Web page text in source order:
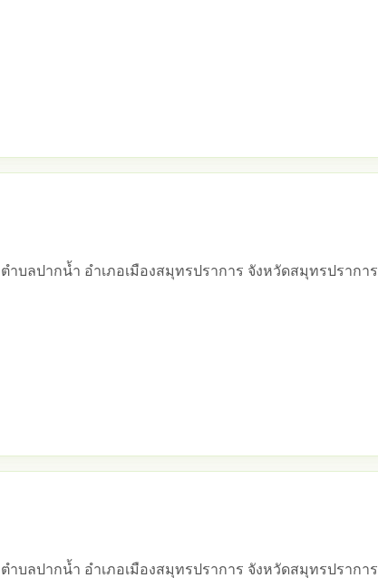
ำบลปากน้ำ อำเภอเมืองสมุทรปราการ จังหวัดสมุทรปราการ
ำบลปากน้ำ อำเภอเมืองสมุทรปราการ จังหวัดสมุทรปราการ